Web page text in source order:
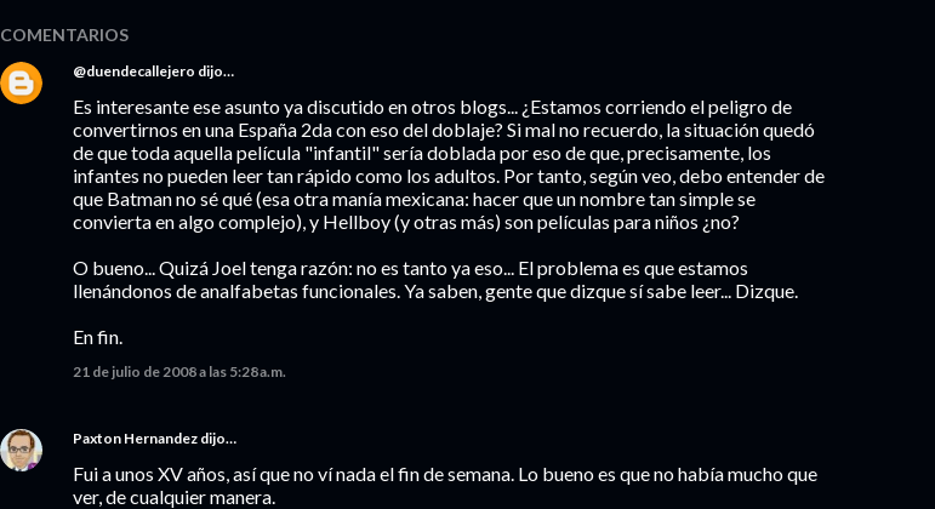
COMENTARIOS
@duendecallejero dijo…
Es interesante ese asunto ya discutido en otros blogs... ¿Estamos corriendo el peligro de
convertirnos en una España 2da con eso del doblaje? Si mal no recuerdo, la situación quedó
de que toda aquella película "infantil" sería doblada por eso de que, precisamente, los
infantes no pueden leer tan rápido como los adultos. Por tanto, según veo, debo entender de
que Batman no sé qué (esa otra manía mexicana: hacer que un nombre tan simple se
convierta en algo complejo), y Hellboy (y otras más) son películas para niños ¿no?
O bueno... Quizá Joel tenga razón: no es tanto ya eso... El problema es que estamos
llenándonos de analfabetas funcionales. Ya saben, gente que dizque sí sabe leer... Dizque.
En fin.
21 de julio de 2008 a las 5:28 a.m.
Paxton Hernandez dijo…
Fui a unos XV años, así que no ví nada el fin de semana. Lo bueno es que no había mucho que
ver, de cualquier manera.